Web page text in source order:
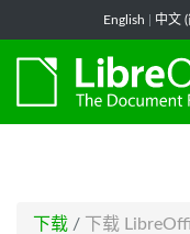
English 中文
下载 / 下载